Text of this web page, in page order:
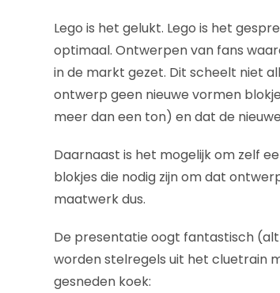
Lego is het gelukt. Lego is het
optimaal. Ontwerpen van fans
in de markt gezet. Dit scheelt niet
ontwerp geen nieuwe vormen
meer dan een ton) en dat de
Daarnaast is het mogelijk om zelf
blokjes die nodig zijn om dat
maatwerk dus.
De presentatie oogt fantastisch
worden stelregels uit het cluetrain
gesneden koek: